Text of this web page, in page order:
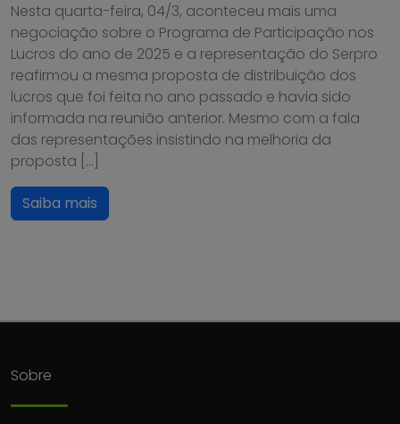
Nesta quarta-feira, 04/3, aconteceu mais uma
negociação sobre o Programa de Participação nos
Lucros do ano de 2025 e a representação do Serpro
reafirmou a mesma proposta de distribuição dos
lucros que foi feita no ano passado e havia sido
informada na reunião anterior. Mesmo com a fala
das representações insistindo na melhoria da
proposta […]
Saiba mais
Sobre